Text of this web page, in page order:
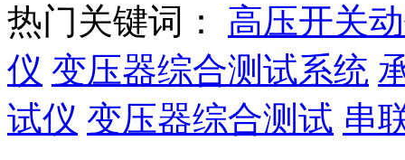
热门关键词： 高压开关
仪 变压器综合测试系统
试仪 变压器综合测试 串